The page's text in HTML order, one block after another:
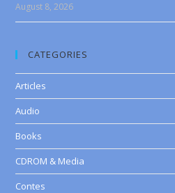
August 8, 2026
CATEGORIES
Articles
Audio
Books
CDROM & Media
Contes